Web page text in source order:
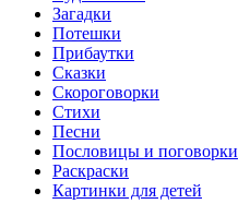
Загадки
Потешки
Прибаутки
Сказки
Скороговорки
Стихи
Песни
Пословицы и поговорки
Раскраски
Картинки для детей